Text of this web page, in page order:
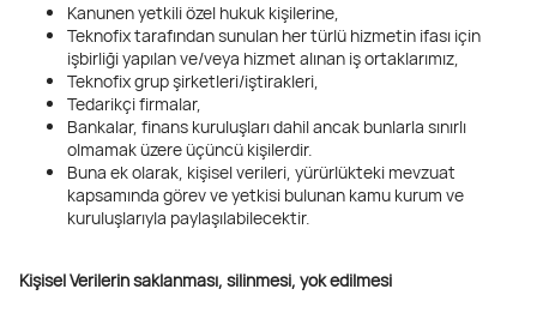
Kanunen yetkili özel hukuk kişilerine,
Teknofix tarafından sunulan her türlü hizmetin ifası için
işbirliği yapılan ve/veya hizmet alınan iş ortaklarımız,
Teknofix grup şirketleri/iştirakleri,
Tedarikçi firmalar,
Bankalar, finans kuruluşları dahil ancak bunlarla sınırlı
olmamak üzere üçüncü kişilerdir.
Buna ek olarak, kişisel verileri, yürürlükteki mevzuat
kapsamında görev ve yetkisi bulunan kamu kurum ve
kuruluşlarıyla paylaşılabilecektir.
Kişisel Verilerin saklanması, silinmesi, yok edilmesi